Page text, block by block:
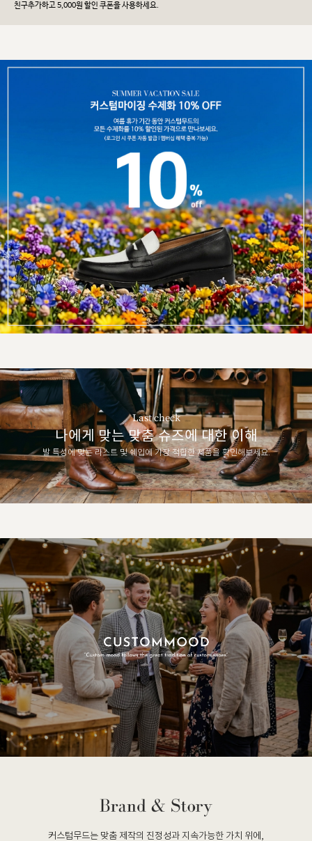
친구추가하고 5,000원 할인 쿠폰을 사용하세요.
Last check
나에게 맞는 맞춤 슈즈에 대한 이해
발 특성에 맞는 라스트 및 쉐입에 가장 적합한 제품을 확인해보세요.
커스텀무드는 맞춤 제작의 진정성과 지속가능한 가치 위에,